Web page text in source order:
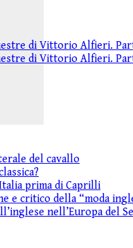
di Vittorio Alfieri.
di Vittorio Alfieri.
del cavallo
prima di Caprilli
e critico della “moda
nell’Europa del